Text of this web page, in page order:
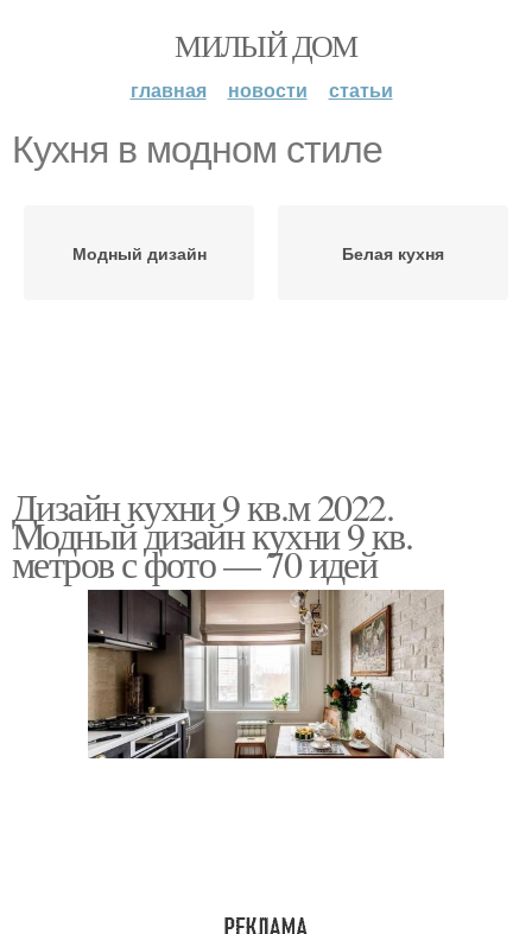
МИЛЫЙ ДОМ
главная новости статьи
Кухня в модном стиле
Модный дизайн Белая кухня
Дизайн кухни 9 кв.м 2022.
Модный дизайн кухни 9 кв.
метров с фото — 70 идей